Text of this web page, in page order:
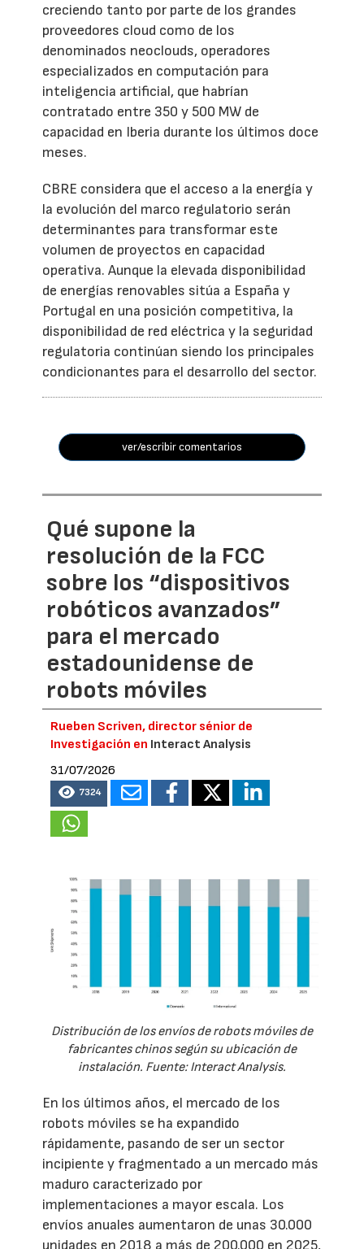
creciendo tanto por parte de los grandes
proveedores cloud como de los
denominados neoclouds, operadores
especializados en computación para
inteligencia artificial, que habrían
contratado entre 350 y 500 MW de
capacidad en Iberia durante los últimos doce
meses.
CBRE considera que el acceso a la energía y
la evolución del marco regulatorio serán
determinantes para transformar este
volumen de proyectos en capacidad
operativa. Aunque la elevada disponibilidad
de energías renovables sitúa a España y
Portugal en una posición competitiva, la
disponibilidad de red eléctrica y la seguridad
regulatoria continúan siendo los principales
condicionantes para el desarrollo del sector.
ver/escribir comentarios
Qué supone la
resolución de la FCC
sobre los “dispositivos
robóticos avanzados”
para el mercado
estadounidense de
robots móviles
Rueben Scriven, director sénior de
Investigación en Interact Analysis
31/07/2026
7324
Distribución de los envíos de robots móviles de
fabricantes chinos según su ubicación de
instalación. Fuente: Interact Analysis.
En los últimos años, el mercado de los
robots móviles se ha expandido
rápidamente, pasando de ser un sector
incipiente y fragmentado a un mercado más
maduro caracterizado por
implementaciones a mayor escala. Los
envíos anuales aumentaron de unas 30.000